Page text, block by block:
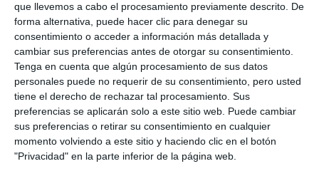
que llevemos a cabo el procesamiento previamente descrito. De
forma alternativa, puede hacer clic para denegar su
consentimiento o acceder a información más detallada y
cambiar sus preferencias antes de otorgar su consentimiento.
Tenga en cuenta que algún procesamiento de sus datos
personales puede no requerir de su consentimiento, pero usted
tiene el derecho de rechazar tal procesamiento. Sus
preferencias se aplicarán solo a este sitio web. Puede cambiar
sus preferencias o retirar su consentimiento en cualquier
momento volviendo a este sitio y haciendo clic en el botón
"Privacidad" en la parte inferior de la página web.
AECC CALENDARIO CÁNCER